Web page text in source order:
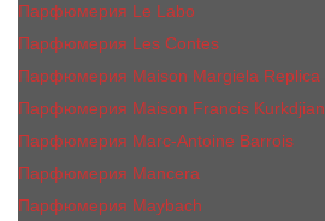
Парфюмерия Le Labo
Парфюмерия Les Contes
Парфюмерия Maison Margiela Replica
Парфюмерия Maison Francis Kurkdjian
Парфюмерия Marc-Antoine Barrois
Парфюмерия Mancera
Парфюмерия Maybach